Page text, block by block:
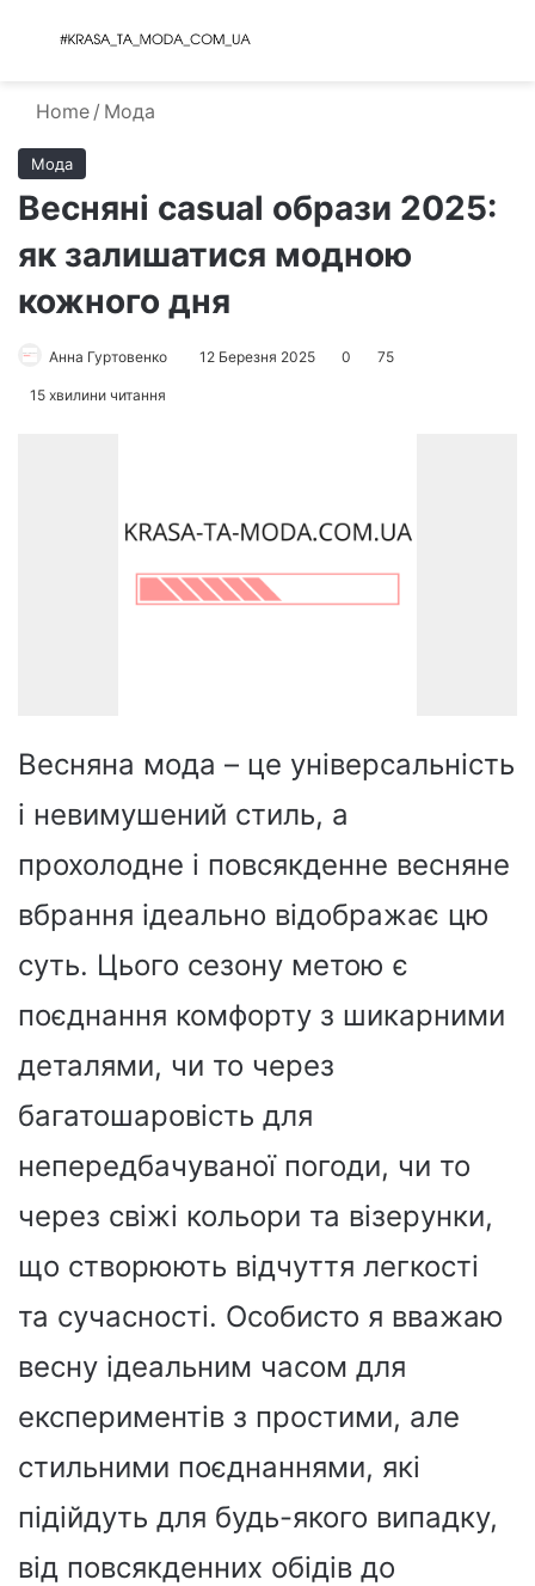
Menu
Home / Мода
Мода
Весняні casual образи 2025:
як залишатися модною
кожного дня
Анна Гуртовенко 12 Березня 2025 0 75
15 хвилини читання
Весняна мода – це універсальність
і невимушений стиль, а
прохолодне і повсякденне весняне
вбрання ідеально відображає цю
суть. Цього сезону метою є
поєднання комфорту з шикарними
деталями, чи то через
багатошаровість для
непередбачуваної погоди, чи то
через свіжі кольори та візерунки,
що створюють відчуття легкості
та сучасності. Особисто я вважаю
весну ідеальним часом для
експериментів з простими, але
стильними поєднаннями, які
підійдуть для будь-якого випадку,
від повсякденних обідів до